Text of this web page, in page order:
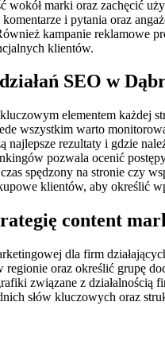
wokół marki oraz zachęcić
i pytania oraz
kampanie reklamowe
klientów.
SEO w
elementem
wszystkim warto
najlepsze rezultaty i gdzie
pozwala ocenić
spędzony na stronie czy
klientów, aby określić
content
dla firm
oraz określić grupę
związane z
słów kluczowych oraz